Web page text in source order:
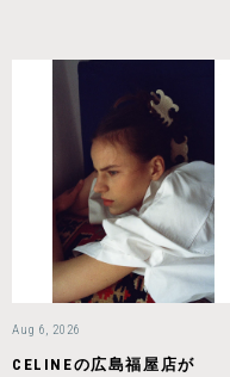
Aug 6, 2026
CELINEの広島福屋店が